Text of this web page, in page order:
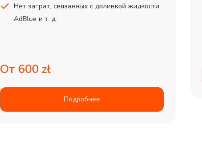
Нет затрат, связанных с доливкой жидкости
AdBlue и т. д.
От 600 zł
Подробнее